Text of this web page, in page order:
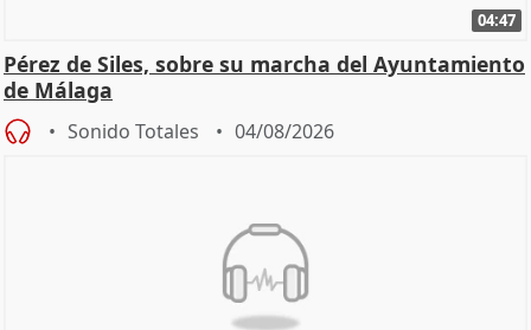
04:47
Pérez de Siles, sobre su marcha del Ayuntamiento
de Málaga
Sonido Totales 04/08/2026